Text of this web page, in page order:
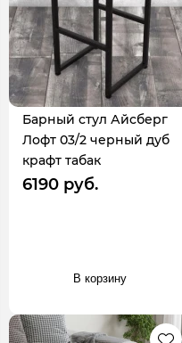
Барный стул Айсберг
Лофт 03/2 черный дуб
крафт табак
6190 руб.
В корзину